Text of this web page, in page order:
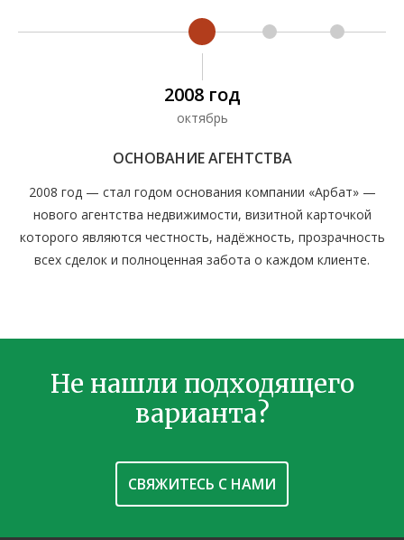
2008 год
октябрь
ОСНОВАНИЕ АГЕНТСТВА
2008 год — стал годом основания компании «Арбат» —
нового агентства недвижимости, визитной карточкой
которого являются честность, надёжность, прозрачность
всех сделок и полноценная забота о каждом клиенте.
Не нашли подходящего
варианта?
СВЯЖИТЕСЬ С НАМИ